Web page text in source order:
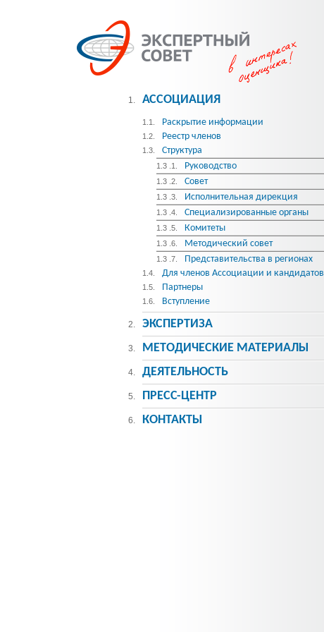
1. АССОЦИАЦИЯ
1.1. Раскрытие информации
1.2. Реестр членов
1.3. Структура
1.3 .1. Руководство
1.3 .2. Совет
1.3 .3. Исполнительная дирекция
1.3 .4. Специализированные органы
1.3 .5. Комитеты
1.3 .6. Методический совет
1.3 .7. Представительства в регионах
1.4. Для членов Ассоциации и кандидатов
1.5. Партнеры
1.6. Вступление
2. ЭКСПЕРТИЗА
3. МЕТОДИЧЕСКИE МАТЕРИАЛЫ
4. ДЕЯТЕЛЬНОСТЬ
5. ПРЕСС-ЦЕНТР
6. КОНТАКТЫ